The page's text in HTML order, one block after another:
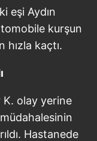
eşi Aydın
kurşun
hızla kaçtı.
K. olay yerine
Hastanede